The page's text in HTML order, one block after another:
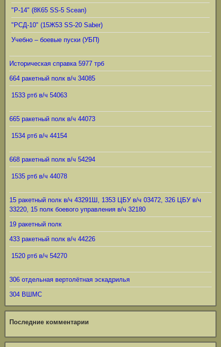
"Р-14" (8К65 SS-5 Scean)
"РСД-10" (15Ж53 SS-20 Saber)
Учебно – боевые пуски (УБП)
Историческая справка 5977 трб
664 ракетный полк в/ч 34085
1533 ртб в/ч 54063
665 ракетный полк в/ч 44073
1534 ртб в/ч 44154
668 ракетный полк в/ч 54294
1535 ртб в/ч 44078
15 ракетный полк в/ч 43291Ш, 1353 ЦБУ в/ч 03472, 326 ЦБУ в/ч
33220, 15 полк боевого управления в/ч 32180
19 ракетный полк
433 ракетный полк в/ч 44226
1520 ртб в/ч 54270
306 отдельная вертолётная эскадрилья
304 ВШМС
Последние комментарии